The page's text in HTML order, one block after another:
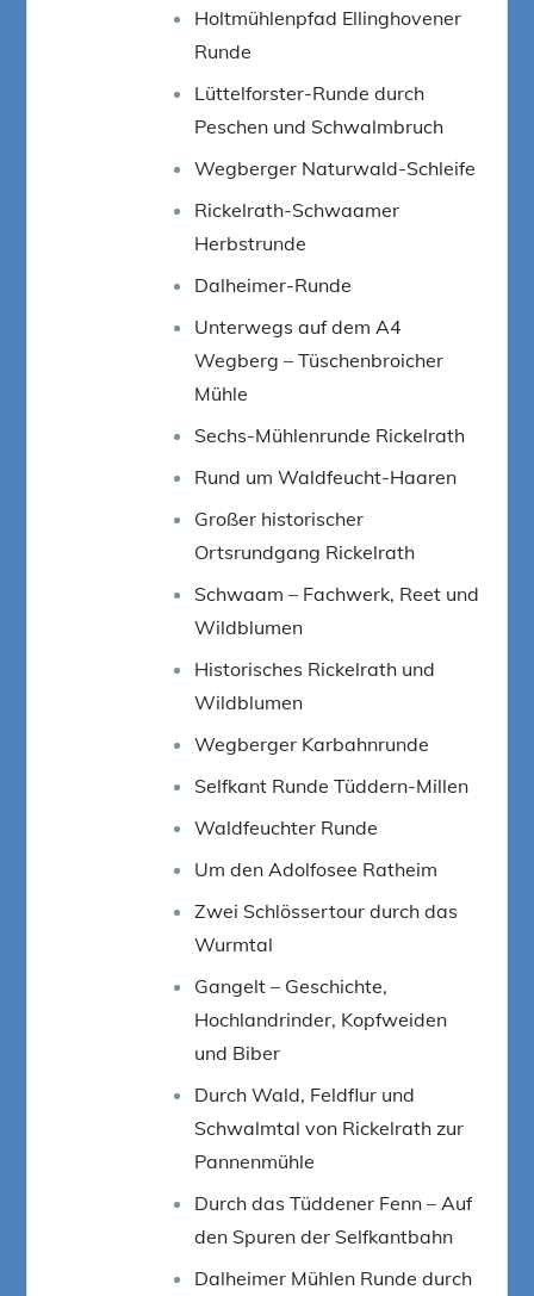
Holtmühlenpfad Ellinghovener
Runde
Lüttelforster-Runde durch
Peschen und Schwalmbruch
Wegberger Naturwald-Schleife
Rickelrath-Schwaamer
Herbstrunde
Dalheimer-Runde
Unterwegs auf dem A4
Wegberg – Tüschenbroicher
Mühle
Sechs-Mühlenrunde Rickelrath
Rund um Waldfeucht-Haaren
Großer historischer
Ortsrundgang Rickelrath
Schwaam – Fachwerk, Reet und
Wildblumen
Historisches Rickelrath und
Wildblumen
Wegberger Karbahnrunde
Selfkant Runde Tüddern-Millen
Waldfeuchter Runde
Um den Adolfosee Ratheim
Zwei Schlössertour durch das
Wurmtal
Gangelt – Geschichte,
Hochlandrinder, Kopfweiden
und Biber
Durch Wald, Feldflur und
Schwalmtal von Rickelrath zur
Pannenmühle
Durch das Tüddener Fenn – Auf
den Spuren der Selfkantbahn
Dalheimer Mühlen Runde durch